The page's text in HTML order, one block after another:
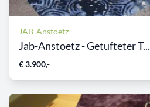
JAB-Anstoetz
Jab-Anstoetz - Getufteter T...
€ 3.900,-